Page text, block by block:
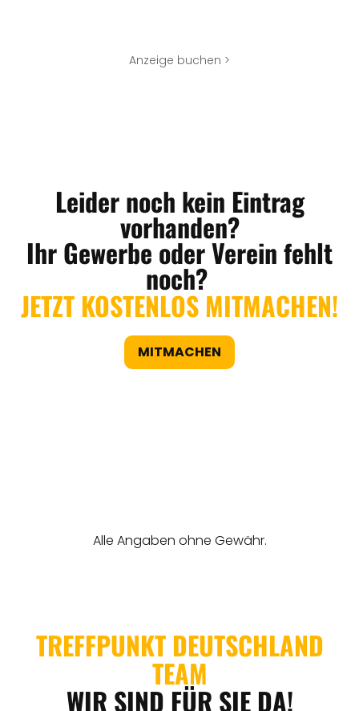
Anzeige buchen >
Leider noch kein Eintrag
vorhanden?
Ihr Gewerbe oder Verein fehlt
noch?
JETZT KOSTENLOS MITMACHEN!
MITMACHEN